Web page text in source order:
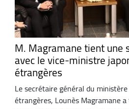
M. Magramane tient une
avec le vice-ministre
étrangères
Le secrétaire général du
étrangères, Lounès Magramane